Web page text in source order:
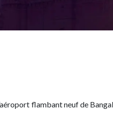
flambant neuf de